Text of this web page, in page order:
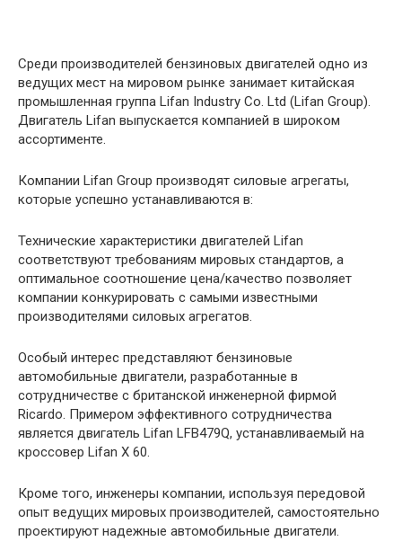
Среди производителей бензиновых двигателей одно из
ведущих мест на мировом рынке занимает китайская
промышленная группа Lifan Industry Co. Ltd (Lifan Group).
Двигатель Lifan выпускается компанией в широком
ассортименте.
Компании Lifan Group производят силовые агрегаты,
которые успешно устанавливаются в:
Технические характеристики двигателей Lifan
соответствуют требованиям мировых стандартов, а
оптимальное соотношение цена/качество позволяет
компании конкурировать с самыми известными
производителями силовых агрегатов.
Особый интерес представляют бензиновые
автомобильные двигатели, разработанные в
сотрудничестве с британской инженерной фирмой
Ricardo. Примером эффективного сотрудничества
является двигатель Lifan LFB479Q, устанавливаемый на
кроссовер Lifan X 60.
Кроме того, инженеры компании, используя передовой
опыт ведущих мировых производителей, самостоятельно
проектируют надежные автомобильные двигатели.